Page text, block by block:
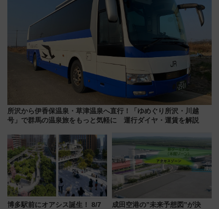
所沢から伊香保温泉・草津温泉へ直行！「ゆめぐり所沢・川越
号」で群馬の温泉旅をもっと気軽に 運行ダイヤ・運賃を解説
博多駅前にオアシス誕生！ 8/7
成田空港の”未来予想図”が決